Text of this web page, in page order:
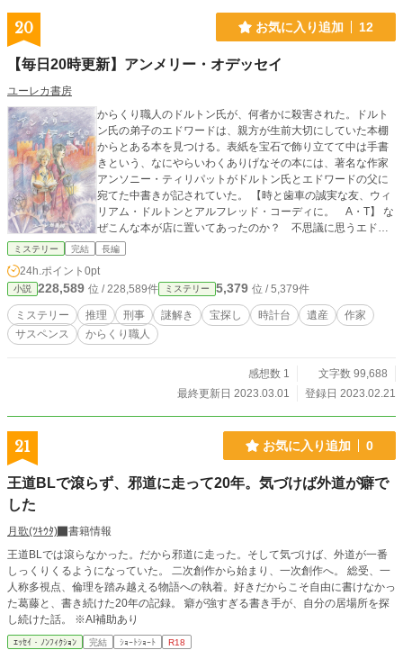
20 お気に入り追加 12
【毎日20時更新】アンメリー・オデッセイ
ユーレカ書房
からくり職人のドルトン氏が、何者かに殺害された。ドルト
ン氏の弟子のエドワードは、親方が生前大切にしていた本棚
からとある本を見つける。表紙を宝石で飾り立てて中は手書
きという、なにやらいわくありげなその本には、著名な作家
アンソニー・ティリパットがドルトン氏とエドワードの父に
宛てた中書きが記されていた。 【時と歯車の誠実な友、ウィ
リアム・ドルトンとアルフレッド・コーディに。 A・T】 な
ぜこんな本が店に置いてあったのか？ 不思議に思うエドワ
ードだったが、彼はすでにおかしな本とふたつの時計台を巡
エドワード・コーディ・・・・からくり職人見習い。十五
歳。両親はすでに亡く、親方のドルトン氏とともに暮らして
いた。ドルトン氏の死と不思議な本との関わりを探るうち
に、とある陰謀の渦中に巻き込まれて町を出ることに。 ドル
トン氏・・・・・・・・・エドワードの親方。優れた職人だ
メリー号〉の船長。町から逃げ出したエドワードを船にかく
り、謎の本を持て余していたエドワードを助ける。 アンソニ
ー・ティリパット・・著名な作家。エドワードが見つけた
を務めてきたレイクフィールド家の元当主。故人。 クレイハ
ミステリー 完結 長編
24h.ポイント 0pt
小説 228,589 位 / 228,589件 ミステリー 5,379 位 / 5,379件
ミステリー 推理 刑事 謎解き 宝探し 時計台 遺産
作家
サスペンス
からくり職人
感想数 1
文字数 99,688
最終更新日 2023.03.01
登録日 2023.02.21
21 お気に入り追加 0
王道BLで滾らず、邪道に走って20年。気づけば外道が癖で
した
月歌(ﾂｷｳﾀ)
書籍情報
王道BLでは滾らなかった。だから邪道に走った。そして気づけば、外道が一番
しっくりくるようになっていた。 二次創作から始まり、一次創作へ。 総受、一
人称多視点、倫理を踏み越える物語への執着。好きだからこそ自由に書けなかっ
た葛藤と、書き続けた20年の記録。 癖が強すぎる書き手が、自分の居場所を探
し続けた話。 ※AI補助あり
ｴｯｾｲ・ﾉﾝﾌｨｸｼｮﾝ 完結 ｼｮｰﾄｼｮｰﾄ R18